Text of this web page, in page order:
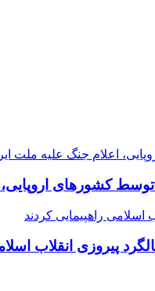
کشورهای